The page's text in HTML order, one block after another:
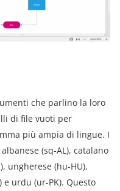
che parlino la loro
di file vuoti per
più ampia di lingue. I
(sq-AL), catalano
ungherese (hu-HU),
e urdu (ur-PK). Questo